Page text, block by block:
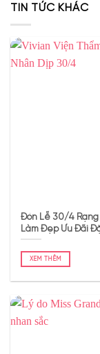
TIN TỨC KHÁC
Đón Lễ 30/4 Rạng
Làm Đẹp Ưu Đãi
XEM THÊM